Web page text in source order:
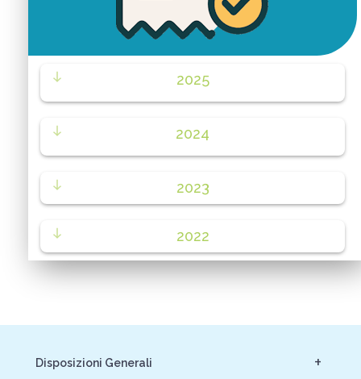
2025
2024
2023
2022
+
Disposizioni Generali